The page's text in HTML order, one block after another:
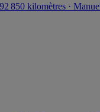
850 kilomètres ·